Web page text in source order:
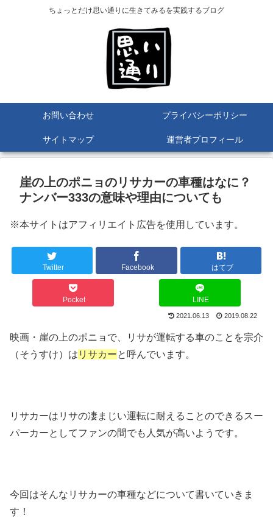
ちょっとだけ思い通りに生きてみるを実践するブログ
お問い合わせ プライバシーポリシー
サイトマップ 運営者プロフィール
崖の上のポニョのリサカーの車種はなに？
ナンバー333の意味や理由についても
※本サイトはアフィリエイト広告を使用しています。
Twitter Facebook はてブ
Pocket LINE
2021.06.13 2019.08.22
映画・崖の上のポニョで、リサが運転する車のことを宗介
（そうすけ）は リサカーと呼んでいます。
リサカーはリサの凄まじい運転に耐えることのできるスー
パーカーとしてファンの間でも人気が高いようです。
今回はそんなリサカーの車種などについて書いていきま
す！